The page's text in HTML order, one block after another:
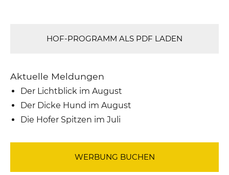
HOF-PROGRAMM ALS PDF LADEN
Aktuelle Meldungen
Der Lichtblick im August
Der Dicke Hund im August
Die Hofer Spitzen im Juli
WERBUNG BUCHEN